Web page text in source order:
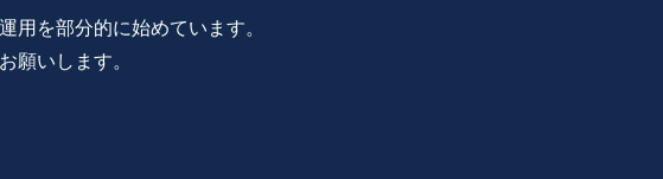
を部分的に始めています。
願いします。